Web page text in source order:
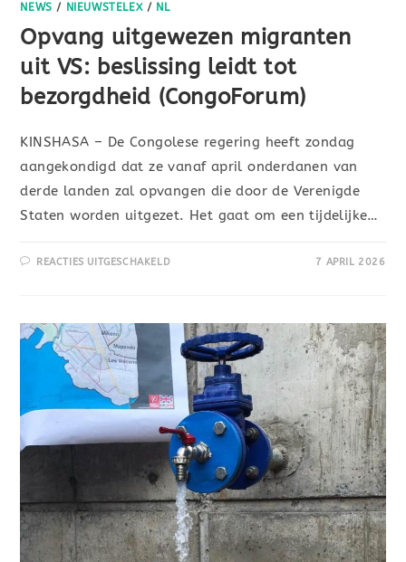
NEWS / NIEUWSTELEX/ NL
Opvang uitgewezen migranten
uit VS: beslissing leidt tot
bezorgdheid (CongoForum)
KINSHASA – De Congolese regering heeft zondag
aangekondigd dat ze vanaf april onderdanen van
derde landen zal opvangen die door de Verenigde
Staten worden uitgezet. Het gaat om een tijdelijke…
REACTIES UITGESCHAKELD 7 APRIL 2026